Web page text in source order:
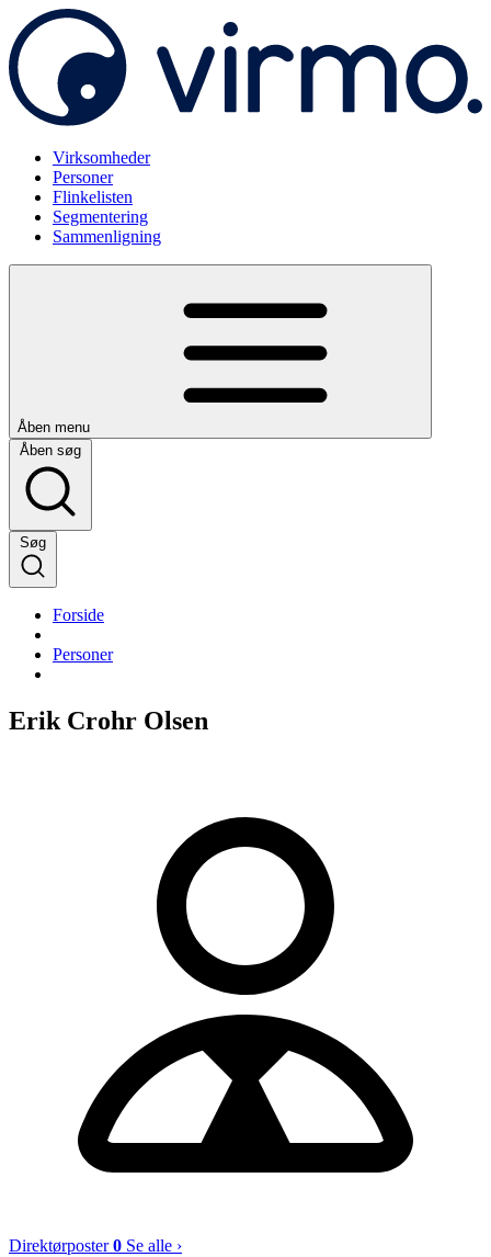
Virksomheder
Personer
Flinkelisten
Segmentering
Sammenligning
Åben menu
Åben søg
Søg
Forside
Personer
Erik Crohr Olsen
Direktørposter0 Se alle ›